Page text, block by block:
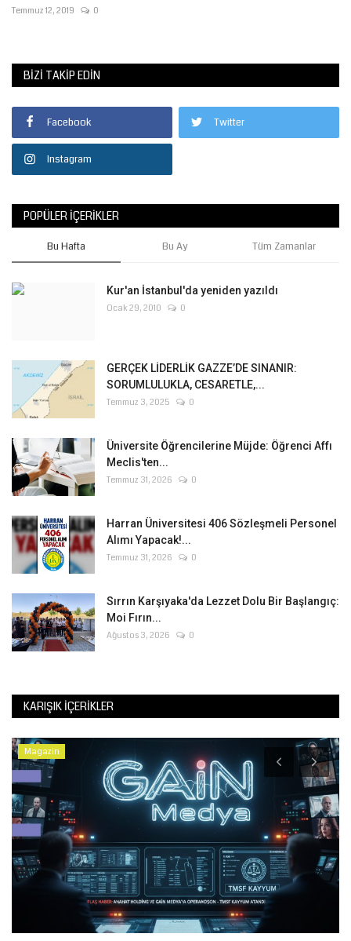
Temmuz 12, 2019 0
BIZI TAKIP EDIN
Facebook Twitter
Instagram
POPÜLER İÇERIKLER
Bu Hafta Bu Ay Tüm Zamanlar
Kur'an İstanbul'da yeniden yazıldı
Ocak 29, 2010 0
GERÇEK LİDERLİK GAZZE’DE SINANIR:
SORUMLULUKLA, CESARETLE,...
Temmuz 3, 2025 0
Üniversite Öğrencilerine Müjde: Öğrenci Affı
Meclis'ten...
Temmuz 31, 2026 0
Harran Üniversitesi 406 Sözleşmeli Personel
Alımı Yapacak!...
Temmuz 31, 2026 0
Sırrın Karşıyaka'da Lezzet Dolu Bir Başlangıç:
Moi Fırın...
Ağustos 3, 2026 0
KARIŞIK İÇERIKLER
Magazin